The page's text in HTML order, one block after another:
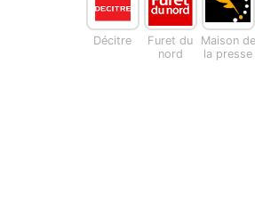
Décitre
Furet du
nord
Maison de
la presse